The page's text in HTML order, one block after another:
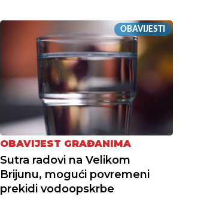
OBAVIJESTI
OBAVIJEST GRAĐANIMA
Sutra radovi na Velikom
Brijunu, mogući povremeni
prekidi vodoopskrbe